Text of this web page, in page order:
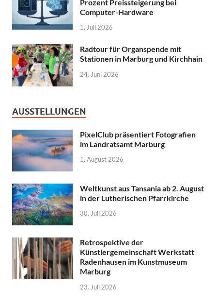
Prozent Preissteigerung bei
Computer-Hardware
1. Juli 2026
Radtour für Organspende mit
Stationen in Marburg und Kirchhain
24. Juni 2026
AUSSTELLUNGEN
PixelClub präsentiert Fotografien
im Landratsamt Marburg
1. August 2026
Weltkunst aus Tansania ab 2. August
in der Lutherischen Pfarrkirche
30. Juli 2026
Retrospektive der
Künstlergemeinschaft Werkstatt
Radenhausen im Kunstmuseum
Marburg
23. Juli 2026